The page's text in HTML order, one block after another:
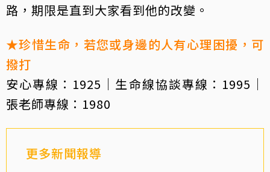
路，期限是直到大家看到他的改變。
★珍惜生命，若您或身邊的人有心理困擾，可
撥打
安心專線：1925｜生命線協談專線：1995｜
張老師專線：1980
更多新聞報導